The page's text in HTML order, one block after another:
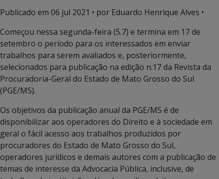
Publicado em 06 jul 2021 • por Eduardo Henrique Alves •
Começou nessa segunda-feira (5.7) e termina em 17 de
setembro o período para os interessados em enviar
trabalhos para serem avaliados e, posteriormente,
selecionados para publicação na edição n.17 da Revista da
Procuradoria-Geral do Estado de Mato Grosso do Sul
(PGE/MS).
Os objetivos da publicação anual da PGE/MS é de
disponibilizar aos operadores do Direito e à sociedade em
geral o fácil acesso aos trabalhos produzidos por
procuradores do Estado de Mato Grosso do Sul,
operadores jurídicos e demais autores com a publicação de
temas de interesse da Advocacia Pública, inclusive, de